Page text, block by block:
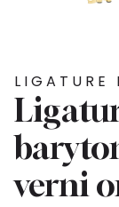
LIGATURE
verni